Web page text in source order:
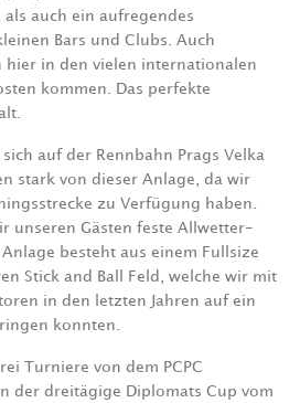
auch ein aufregendes
Bars und Clubs. Auch
hier in den vielen internationalen
kommen. Das perfekte
auf der Rennbahn Prags Velka
stark von dieser Anlage, da wir
zu Verfügung haben.
unseren Gästen feste Allwetter-
besteht aus einem Fullsize
Stick and Ball Feld, welche wir mit
in den letzten Jahren auf ein
konnten.
Turniere von dem PCPC
der dreitägige Diplomats Cup vom